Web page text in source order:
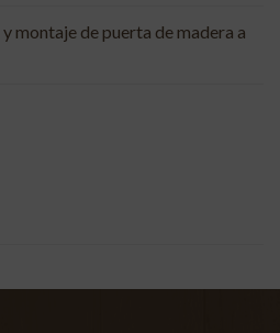
montaje de puerta de madera a